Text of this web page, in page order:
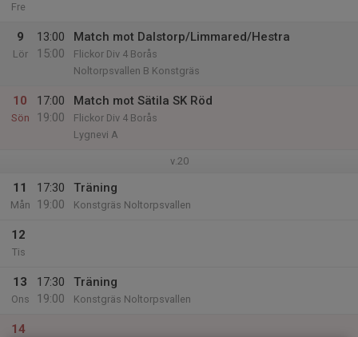
Fre
9
Lör
13:00
15:00
Match mot Dalstorp/Limmared/Hestra
Flickor Div 4 Borås
Noltorpsvallen B Konstgräs
10
Sön
17:00
19:00
Match mot Sätila SK Röd
Flickor Div 4 Borås
Lygnevi A
v.20
11
Mån
17:30
19:00
Träning
Konstgräs Noltorpsvallen
12
Tis
13
Ons
17:30
19:00
Träning
Konstgräs Noltorpsvallen
14